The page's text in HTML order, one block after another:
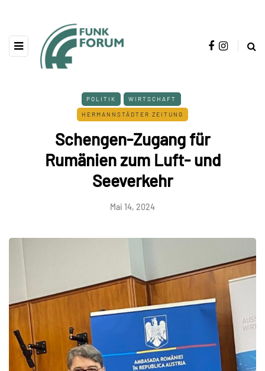
POLITIK WIRTSCHAFT
HERMANNSTÄDTER ZEITUNG
Schengen-Zugang für
Rumänien zum Luft- und
Seeverkehr
Mai 14, 2024